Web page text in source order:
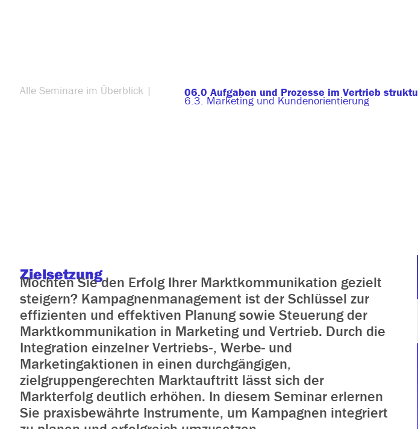
Alle Seminare im Überblick | 06.0 Aufgaben und Prozesse im Vertrieb
6.3. Marketing und Kundenorientierung
Zielsetzung
Möchten Sie den Erfolg Ihrer Marktkommunikation gezielt
steigern? Kampagnenmanagement ist der Schlüssel zur
effizienten und effektiven Planung sowie Steuerung der
Marktkommunikation in Marketing und Vertrieb. Durch die
Integration einzelner Vertriebs‑, Werbe- und
Marketingaktionen in einen durchgängigen,
zielgruppengerechten Marktauftritt lässt sich der
Markterfolg deutlich erhöhen. In diesem Seminar erlernen
Sie praxisbewährte Instrumente, um Kampagnen integriert